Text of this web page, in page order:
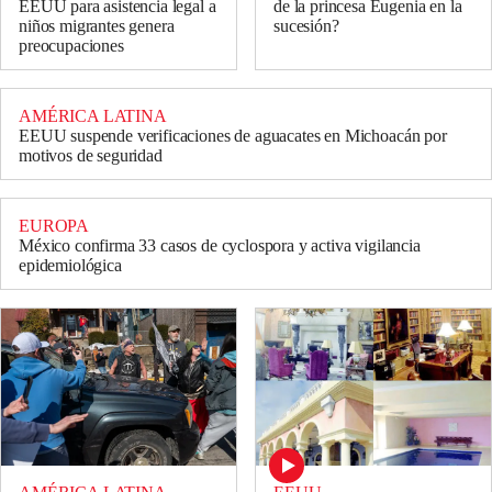
EEUU para asistencia legal a
niños migrantes genera
preocupaciones
de la princesa Eugenia en la
sucesión?
AMÉRICA LATINA
EEUU suspende verificaciones de aguacates en Michoacán por
motivos de seguridad
EUROPA
México confirma 33 casos de cyclospora y activa vigilancia
epidemiológica